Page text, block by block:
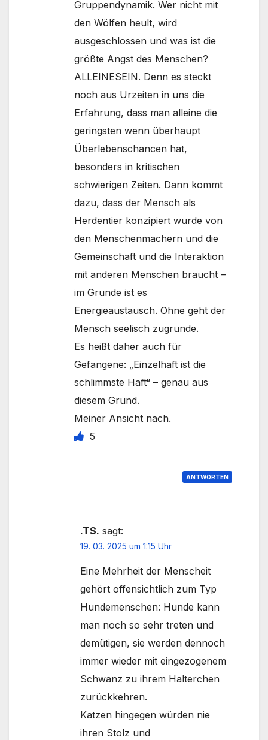
Gruppendynamik. Wer nicht mit
den Wölfen heult, wird
ausgeschlossen und was ist die
größte Angst des Menschen?
ALLEINESEIN. Denn es steckt
noch aus Urzeiten in uns die
Erfahrung, dass man alleine die
geringsten wenn überhaupt
Überlebenschancen hat,
besonders in kritischen
schwierigen Zeiten. Dann kommt
dazu, dass der Mensch als
Herdentier konzipiert wurde von
den Menschenmachern und die
Gemeinschaft und die Interaktion
mit anderen Menschen braucht –
im Grunde ist es
Energieaustausch. Ohne geht der
Mensch seelisch zugrunde.
Es heißt daher auch für
Gefangene: „Einzelhaft ist die
schlimmste Haft“ – genau aus
diesem Grund.
Meiner Ansicht nach.
5
ANTWORTEN
.TS. sagt:
19. 03. 2025 um 1:15 Uhr
Eine Mehrheit der Menscheit
gehört offensichtlich zum Typ
Hundemenschen: Hunde kann
man noch so sehr treten und
demütigen, sie werden dennoch
immer wieder mit eingezogenem
Schwanz zu ihrem Halterchen
zurückkehren.
Katzen hingegen würden nie
ihren Stolz und